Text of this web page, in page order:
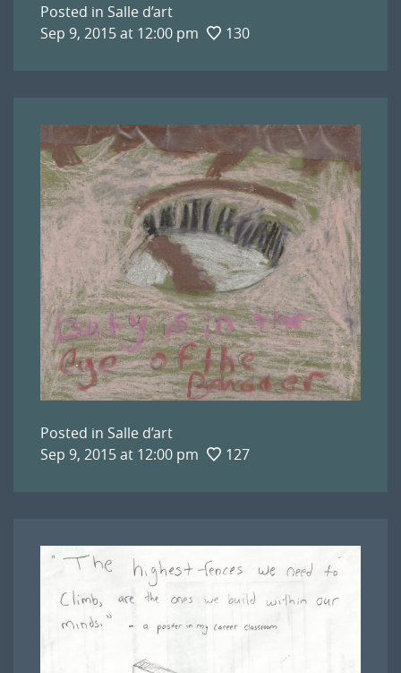
Posted in Salle d’art
Sep 9, 2015 at 12:00 pm
130
Posted in Salle d’art
Sep 9, 2015 at 12:00 pm
127